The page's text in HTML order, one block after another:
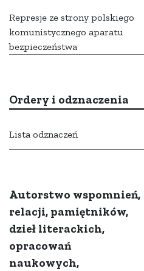
Represje ze strony polskiego
komunistycznego aparatu
bezpieczeństwa
Ordery i odznaczenia
Lista odznaczeń
Autorstwo wspomnień,
relacji, pamiętników,
dzieł literackich,
opracowań
naukowych,